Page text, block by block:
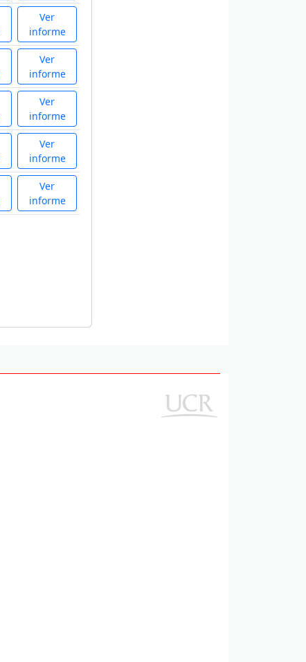
Ver
informe
Ver
informe
Ver
informe
Ver
informe
Ver
informe